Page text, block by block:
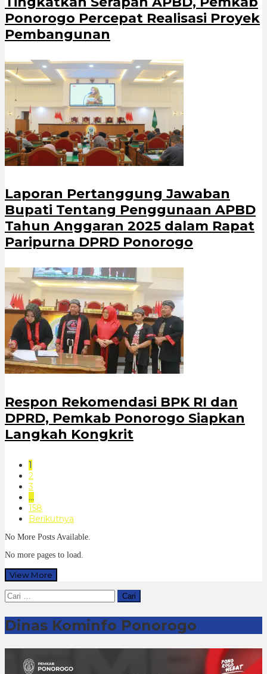
Ponorogo Percepat Realisasi Proyek
Pembangunan
Laporan Pertanggung Jawaban
Bupati Tentang Penggunaan APBD
Tahun Anggaran 2025 dalam Rapat
Paripurna DPRD Ponorogo
Respon Rekomendasi BPK RI dan
DPRD, Pemkab Ponorogo Siapkan
Langkah Kongkrit
1
2
3
…
158
Berikutnya
No More Posts Available.
No more pages to load.
View More
Cari
untuk:
Dinas Kominfo Ponorogo